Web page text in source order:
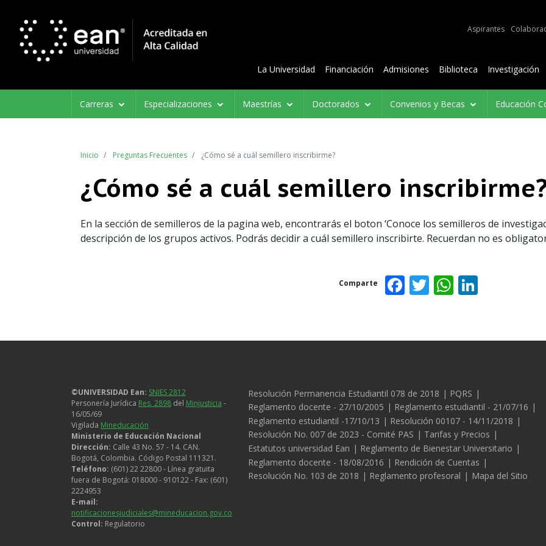
Aspirantes
La Universidad Financiación Admisiones Biblioteca Investigación
Navegación
principal
Carreras Especializaciones Maestrías Doctorados Convenios y Becas Educación
Inicio Preguntas Frecuentes ¿Cómo sé a cuál semillero inscribirme?
¿Cómo sé a cuál semillero
En la sección de semilleros de la pagina web, encontrarás el boton ‘Conoce los semilleros de
descripción de los grupos activos. Podrás decidir a cuál semillero inscribirte. Recuerdan no es
Comparte Facebook
TwitterWhatsApp
©UNIVERSIDAD Ean: SNIES 2812
Personería Jurídica Res. 2898 del Minjusticia -
16/05/69
Vigilada Mineducación
Ministerio de Educación Nacional
Dirección: Calle 43 No. 57 - 14. CAN.
Bogotá, Colombia. Código Postal 111321.
Teléfono: (601) 22 22800 - Línea gratuita
fuera de Bogotá: 018000 - 910122 - Fax: (601)
2224953
E-mail:
notificacionesjudiciales@mineducacion.gov.co
Control: Regulatorio
Legales
Resolución Permanencia Estudiantil 078 de 2018
PQRS
Reglamento docente - 27/10/2005
Reglamento estudiantil - 21/07/16
Reglamento estudiantil -17/10/13
Resolución 00107 - 14/11/2018
Resolución No. 007 de 2023 - Comité PAS
Tarifas y Precios
Estatutos universidad Ean
Reglamento de Bienestar Universitario
Reglamento docente - 18/08/2016
Rendición de Cuentas
Resolución No. 103 de 2018
Reglamento profesoral Mapa del Sitio